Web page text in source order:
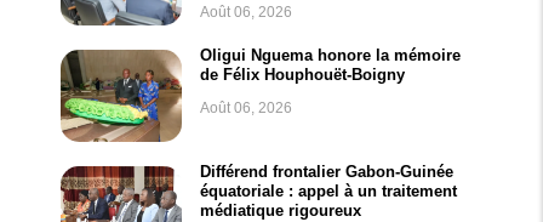
Août 06, 2026
Oligui Nguema honore la mémoire
de Félix Houphouët-Boigny
Août 06, 2026
Différend frontalier Gabon-Guinée
équatoriale : appel à un traitement
médiatique rigoureux